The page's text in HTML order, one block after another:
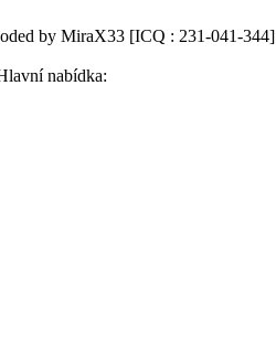
by MiraX33 [ICQ : 231-041-344]
nabídka: